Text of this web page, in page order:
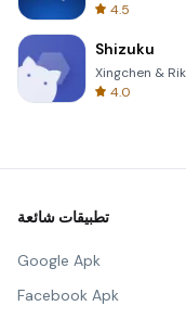
4.5
Shizuku
Xingchen &
4.0
تطبيقات شائعة
Google Apk
Facebook Apk